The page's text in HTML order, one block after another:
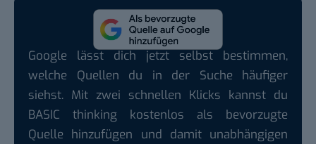
Google lässt dich jetzt selbst bestimmen,
welche Quellen du in der Suche häufiger
siehst. Mit zwei schnellen Klicks kannst du
BASIC thinking kostenlos als bevorzugte
Quelle hinzufügen und damit unabhängigen